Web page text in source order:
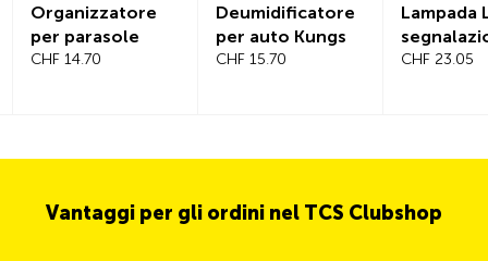
Organizzatore
per parasole
CHF 14.70
Deumidificatore
per auto Kungs
CHF 15.70
Lampada
CHF 23.05
Vantaggi per gli ordini nel TCS Clubshop